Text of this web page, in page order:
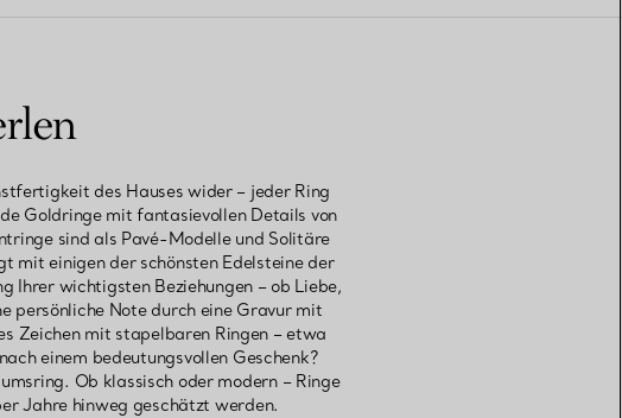
des Hauses wider – jeder Ring
Goldringe mit fantasievollen Details von
sind als Pavé-Modelle und Solitäre
mit einigen der schönsten Edelsteine der
Ihrer wichtigsten Beziehungen – ob Liebe,
persönliche Note durch eine Gravur mit
Zeichen mit stapelbaren Ringen – etwa
einem bedeutungsvollen Geschenk?
Ob klassisch oder modern – Ringe
Jahre hinweg geschätzt werden.